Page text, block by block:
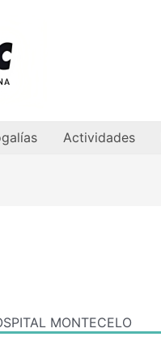
Actividades
MONTECELO